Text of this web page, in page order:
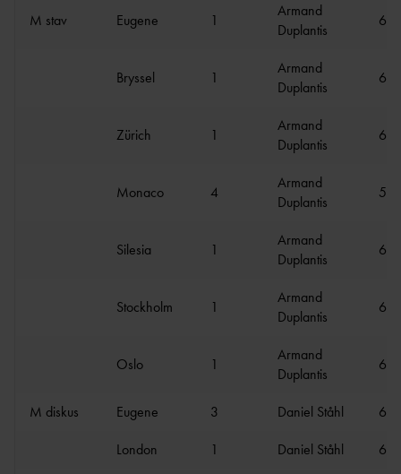
M stav Eugene 1
Armand
Duplantis
Bryssel 1
Armand
Duplantis
Zürich 1
Armand
Duplantis
Monaco 4
Armand
Duplantis
Silesia 1
Armand
Duplantis
Stockholm 1
Armand
Duplantis
Oslo 1
Armand
Duplantis
M diskus Eugene 3 Daniel Ståhl
London
1 Daniel Ståhl